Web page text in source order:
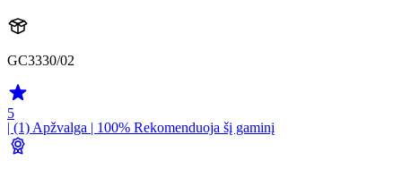
GC3330/02
5
| (1) Apžvalga | 100% Rekomenduoja šį gaminį